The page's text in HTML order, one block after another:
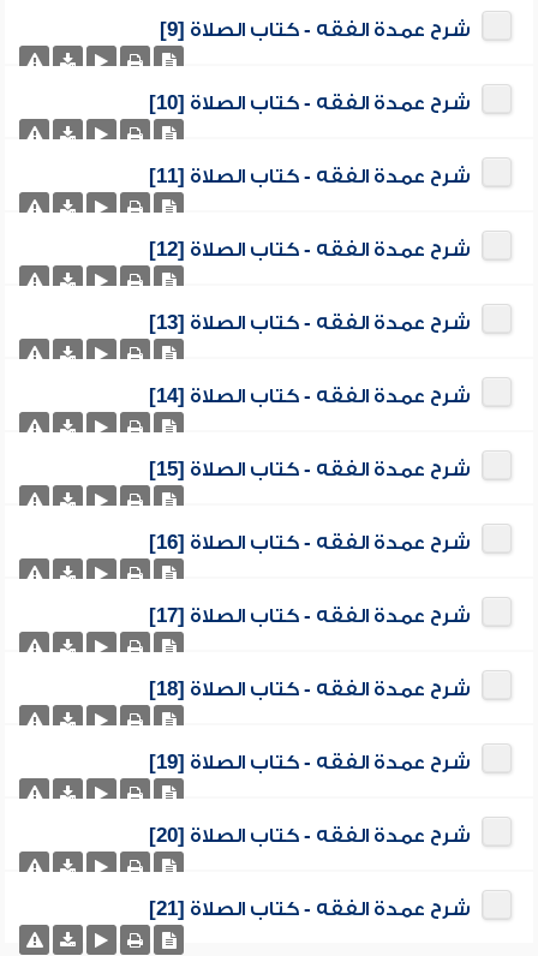
شرح عمدة الفقه - كتاب الصلاة [9]
شرح عمدة الفقه - كتاب الصلاة [10]
شرح عمدة الفقه - كتاب الصلاة [11]
شرح عمدة الفقه - كتاب الصلاة [12]
شرح عمدة الفقه - كتاب الصلاة [13]
شرح عمدة الفقه - كتاب الصلاة [14]
شرح عمدة الفقه - كتاب الصلاة [15]
شرح عمدة الفقه - كتاب الصلاة [16]
شرح عمدة الفقه - كتاب الصلاة [17]
شرح عمدة الفقه - كتاب الصلاة [18]
شرح عمدة الفقه - كتاب الصلاة [19]
شرح عمدة الفقه - كتاب الصلاة [20]
شرح عمدة الفقه - كتاب الصلاة [21]